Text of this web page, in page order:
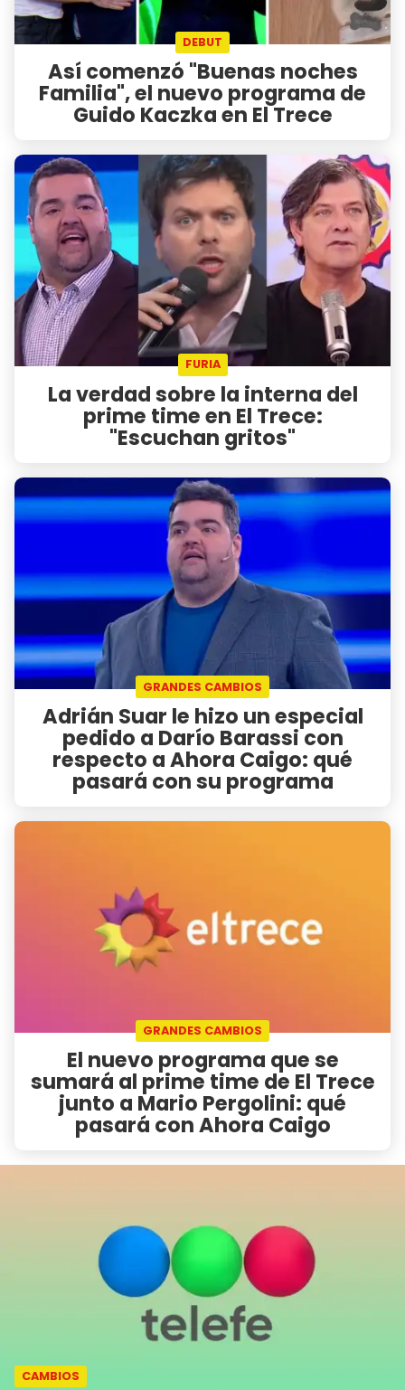
DEBUT
Así comenzó "Buenas noches
Familia", el nuevo programa de
Guido Kaczka en El Trece
FURIA
La verdad sobre la interna del
prime time en El Trece:
"Escuchan gritos"
GRANDES CAMBIOS
Adrián Suar le hizo un especial
pedido a Darío Barassi con
respecto a Ahora Caigo: qué
pasará con su programa
GRANDES CAMBIOS
El nuevo programa que se
sumará al prime time de El Trece
junto a Mario Pergolini: qué
pasará con Ahora Caigo
CAMBIOS